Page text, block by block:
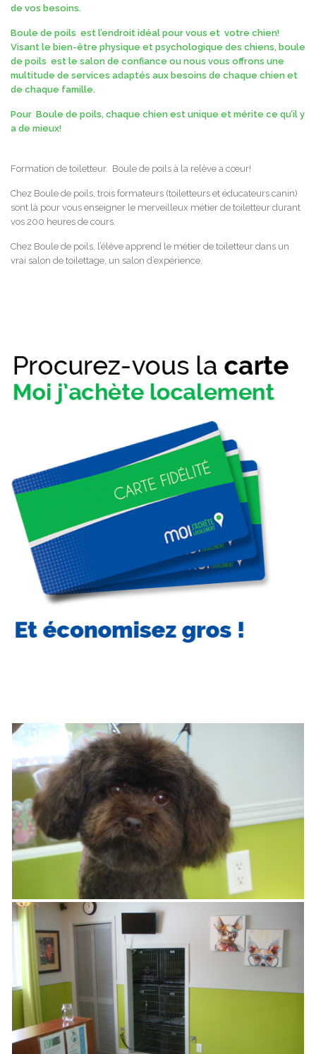
de vos besoins.
Boule de poils est l’endroit idéal pour vous et votre chien!
Visant le bien-être physique et psychologique des chiens, boule
de poils est le salon de confiance ou nous vous offrons une
multitude de services adaptés aux besoins de chaque chien et
de chaque famille.
​Pour Boule de poils, chaque chien est unique et mérite ce qu’il y
a de mieux!
Formation de toiletteur. Boule de poils à la relève a cœur!
Chez Boule de poils, trois formateurs (toiletteurs et éducateurs canin)
sont là pour vous enseigner le merveilleux métier de toiletteur durant
vos 200 heures de cours.
​Chez Boule de poils, l’élève apprend le métier de toiletteur dans un
vrai salon de toilettage, un salon d’expérience.